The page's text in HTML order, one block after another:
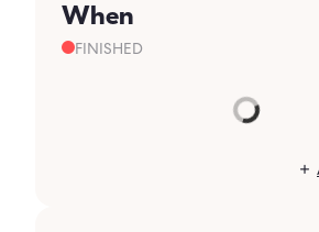
When
FINISHED